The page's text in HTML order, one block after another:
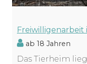
Freiwilligenarbeit
ab 18 Jahren
Das Tierheim